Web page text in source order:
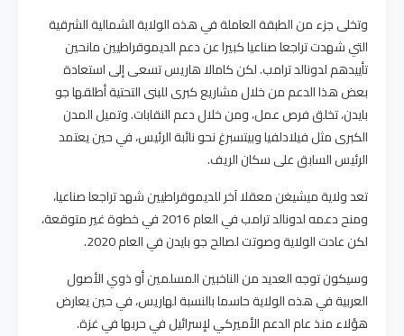
وتخلى جزء من الطبقة العاملة في هذه الولاية الشمالية الشرقية
التي شهدت تراجعا صناعيا كبيرا عن دعم الديموقراطيين مانحين
تأييدهم لدونالد ترامب. لكن كامالا هاريس تسعى إلى استعادة
بعض هذا الدعم من خلال مشاريع كبرى للبنى التحتية أطلقها جو
بايدن، تخلق فرص عمل، ومن خلال دعم النقابات. وتميل المدن
الكبرى مثل فيلادلفيا وبيتسبرغ نحو نائبة الرئيس، في حين يعتمد
الرئيس السابق على سكان الريف.
تعد ولاية ميشيغن معقلا آخر للديموقراطيين شهد تراجعا صناعيا،
ومنح دعمه لدونالد ترامب في العام 2016 في خطوة غير متوقعة،
لكن عادت الولاية وصوتت لصالح جو بايدن في العام 2020.
وسيكون توجه العديد من الناخبين المسلمين أو ذوي الأصول
العربية في هذه الولاية حاسما بالنسبة لهاريس، في حين يعارض
هؤلاء منذ عام الدعم الأميركي لإسرائيل في حربها في غزة.